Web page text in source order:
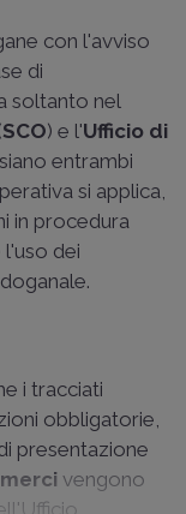
con l'avviso
di
soltanto nel
SCO) e l'Ufficio di
entrambi
si applica,
in procedura
dei
i tracciati
obbligatorie,
presentazione
merci vengono